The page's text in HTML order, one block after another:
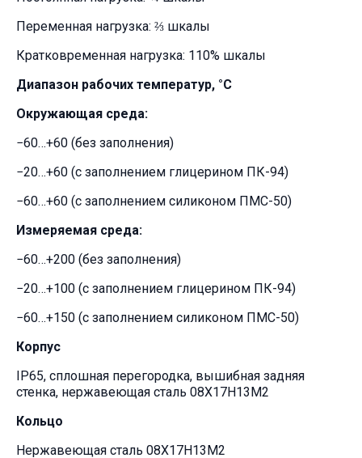
Переменная нагрузка: ⅔ шкалы
Кратковременная нагрузка: 110% шкалы
Диапазон рабочих температур, °C
Окружающая среда:
−60…+60 (без заполнения)
−20…+60 (с заполнением глицерином ПК-94)
−60…+60 (с заполнением силиконом ПМС-50)
Измеряемая среда:
−60…+200 (без заполнения)
−20…+100 (с заполнением глицерином ПК-94)
−60…+150 (с заполнением силиконом ПМС-50)
Корпус
IP65, сплошная перегородка, вышибная задняя
стенка, нержавеющая сталь 08Х17Н13М2
Кольцо
Нержавеющая сталь 08Х17Н13М2